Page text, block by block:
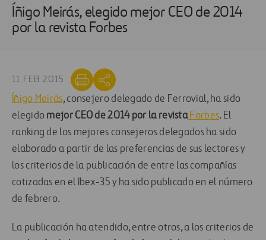
Íñigo Meirás, elegido mejor CEO de 2014
por la revista Forbes
11 FEB 2015
Íñigo Meirás, consejero delegado de Ferrovial, ha sido
elegido mejor CEO de 2014 por la revistaForbes. El
ranking de los mejores consejeros delegados ha sido
elaborado a partir de las preferencias de sus lectores y
los criterios de la publicación de entre las compañías
cotizadas en el Ibex-35 y ha sido publicado en el número
de febrero.
La publicación ha atendido, entre otros, a los criterios de